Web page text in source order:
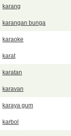
karang
karangan bunga
karaoke
karat
karatan
karavan
karaya gum
karbol